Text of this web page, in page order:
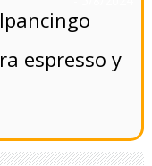
espresso y